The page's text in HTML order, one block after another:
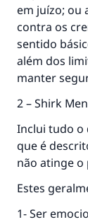
em juízo; ou
contra os
sentido
além dos
manter
2 – Shirk
Inclui tudo o
que é
não atinge o
Estes
1- Ser